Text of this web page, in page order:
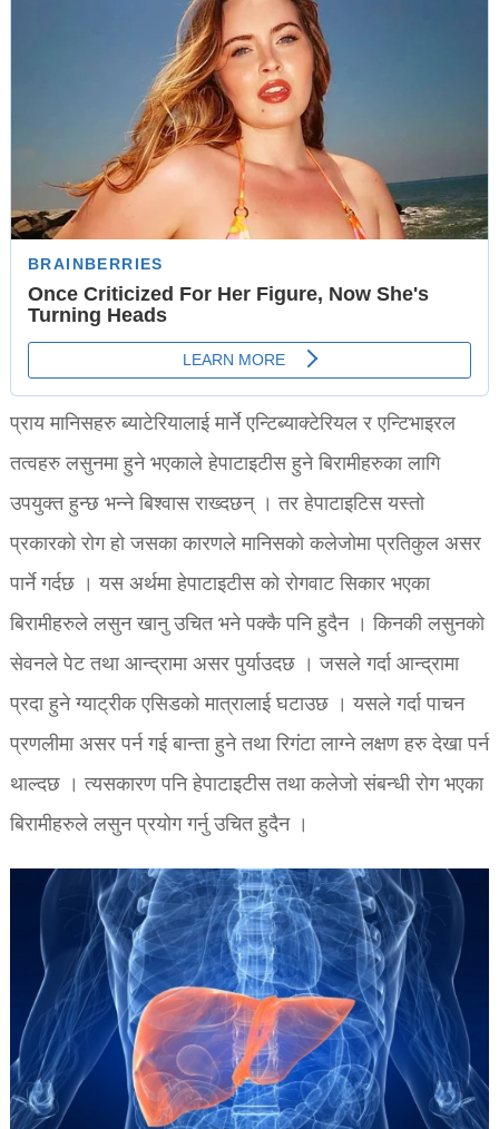
प्राय मानिसहरु ब्याटेरियालाई मार्ने एन्टिब्याक्टेरियल र एन्टिभाइरल
तत्वहरु लसुनमा हुने भएकाले हेपाटाइटीस हुने बिरामीहरुका लागि
उपयुक्त हुन्छ भन्ने बिश्वास राख्दछन् । तर हेपाटाइटिस यस्तो
प्रकारको रोग हो जसका कारणले मानिसको कलेजोमा प्रतिकुल असर
पार्ने गर्दछ । यस अर्थमा हेपाटाइटीस को रोगवाट सिकार भएका
बिरामीहरुले लसुन खानु उचित भने पक्कै पनि हुदैन । किनकी लसुनको
सेवनले पेट तथा आन्द्रामा असर पुर्याउदछ । जसले गर्दा आन्द्रामा
प्रदा हुने ग्याट्रीक एसिडको मात्रालाई घटाउछ । यसले गर्दा पाचन
प्रणलीमा असर पर्न गई बान्ता हुने तथा रिगंटा लाग्ने लक्षण हरु देखा पर्न
थाल्दछ । त्यसकारण पनि हेपाटाइटीस तथा कलेजो संबन्धी रोग भएका
बिरामीहरुले लसुन प्रयोग गर्नु उचित हुदैन ।